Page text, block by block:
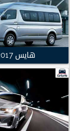
هايس 2017